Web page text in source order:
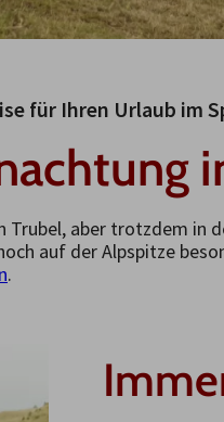
für Ihren Urlaub im
aber trotzdem in
auf der Alpspitze
.